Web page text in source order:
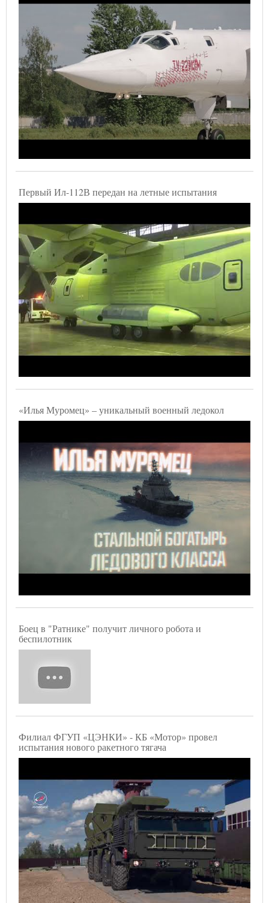
Первый Ил-112В передан на летные испытания
«Илья Муромец» – уникальный военный ледокол
Боец в "Ратнике" получит личного робота и
беспилотник
Филиал ФГУП «ЦЭНКИ» - КБ «Мотор» провел
испытания нового ракетного тягача